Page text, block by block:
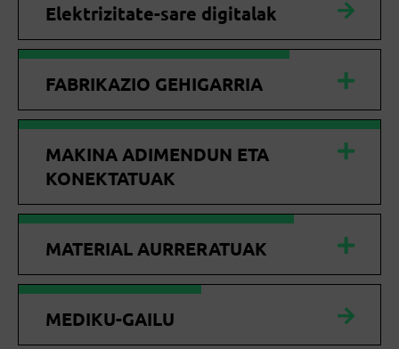
Elektrizitate-sare digitalak
FABRIKAZIO GEHIGARRIA
MAKINA ADIMENDUN ETA
KONEKTATUAK
MATERIAL AURRERATUAK
MEDIKU-GAILU